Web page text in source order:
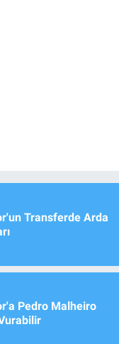
Transferde Arda
Pedro Malheiro